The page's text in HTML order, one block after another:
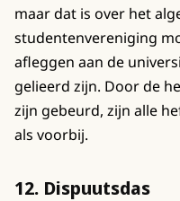
maar dat is over het
studentenvereniging
afleggen aan de
gelieerd zijn. Door de
zijn gebeurd, zijn alle
als voorbij.
12. Dispuutsdas